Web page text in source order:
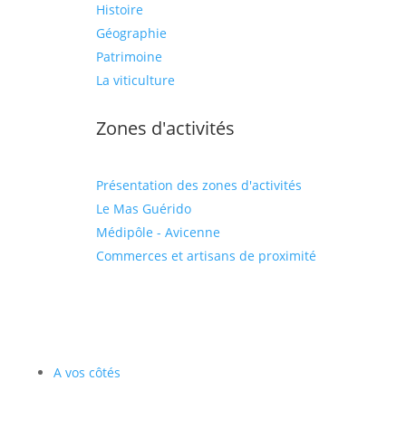
Histoire
Géographie
Patrimoine
La viticulture
Zones d'activités
Présentation des zones d'activités
Le Mas Guérido
Médipôle - Avicenne
Commerces et artisans de proximité
A vos côtés